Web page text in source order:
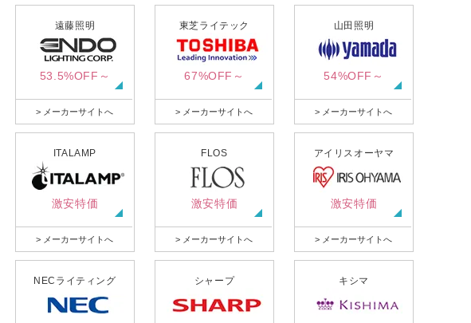
遠藤照明
53.5%OFF～
> メーカーサイトへ
東芝ライテック
67%OFF～
> メーカーサイトへ
山田照明
54%OFF～
> メーカーサイトへ
ITALAMP
激安特価
> メーカーサイトへ
FLOS
激安特価
> メーカーサイトへ
アイリスオーヤマ
激安特価
> メーカーサイトへ
NECライティング シャープ キシマ